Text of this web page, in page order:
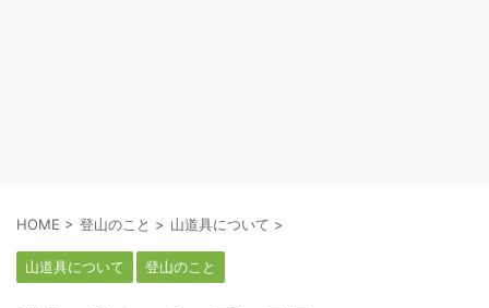
HOME > 登山のこと > 山道具について >
山道具について 登山のこと